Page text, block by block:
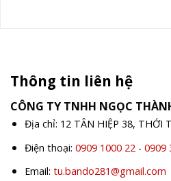
Thông tin liên hệ
CÔNG TY TNHH NGỌC
Địa chỉ: 12 TÂN HIỆP 38, THỚI
Điện thoại: 0909 1000 22- 0909
Email: tu.bando281@gmail.com